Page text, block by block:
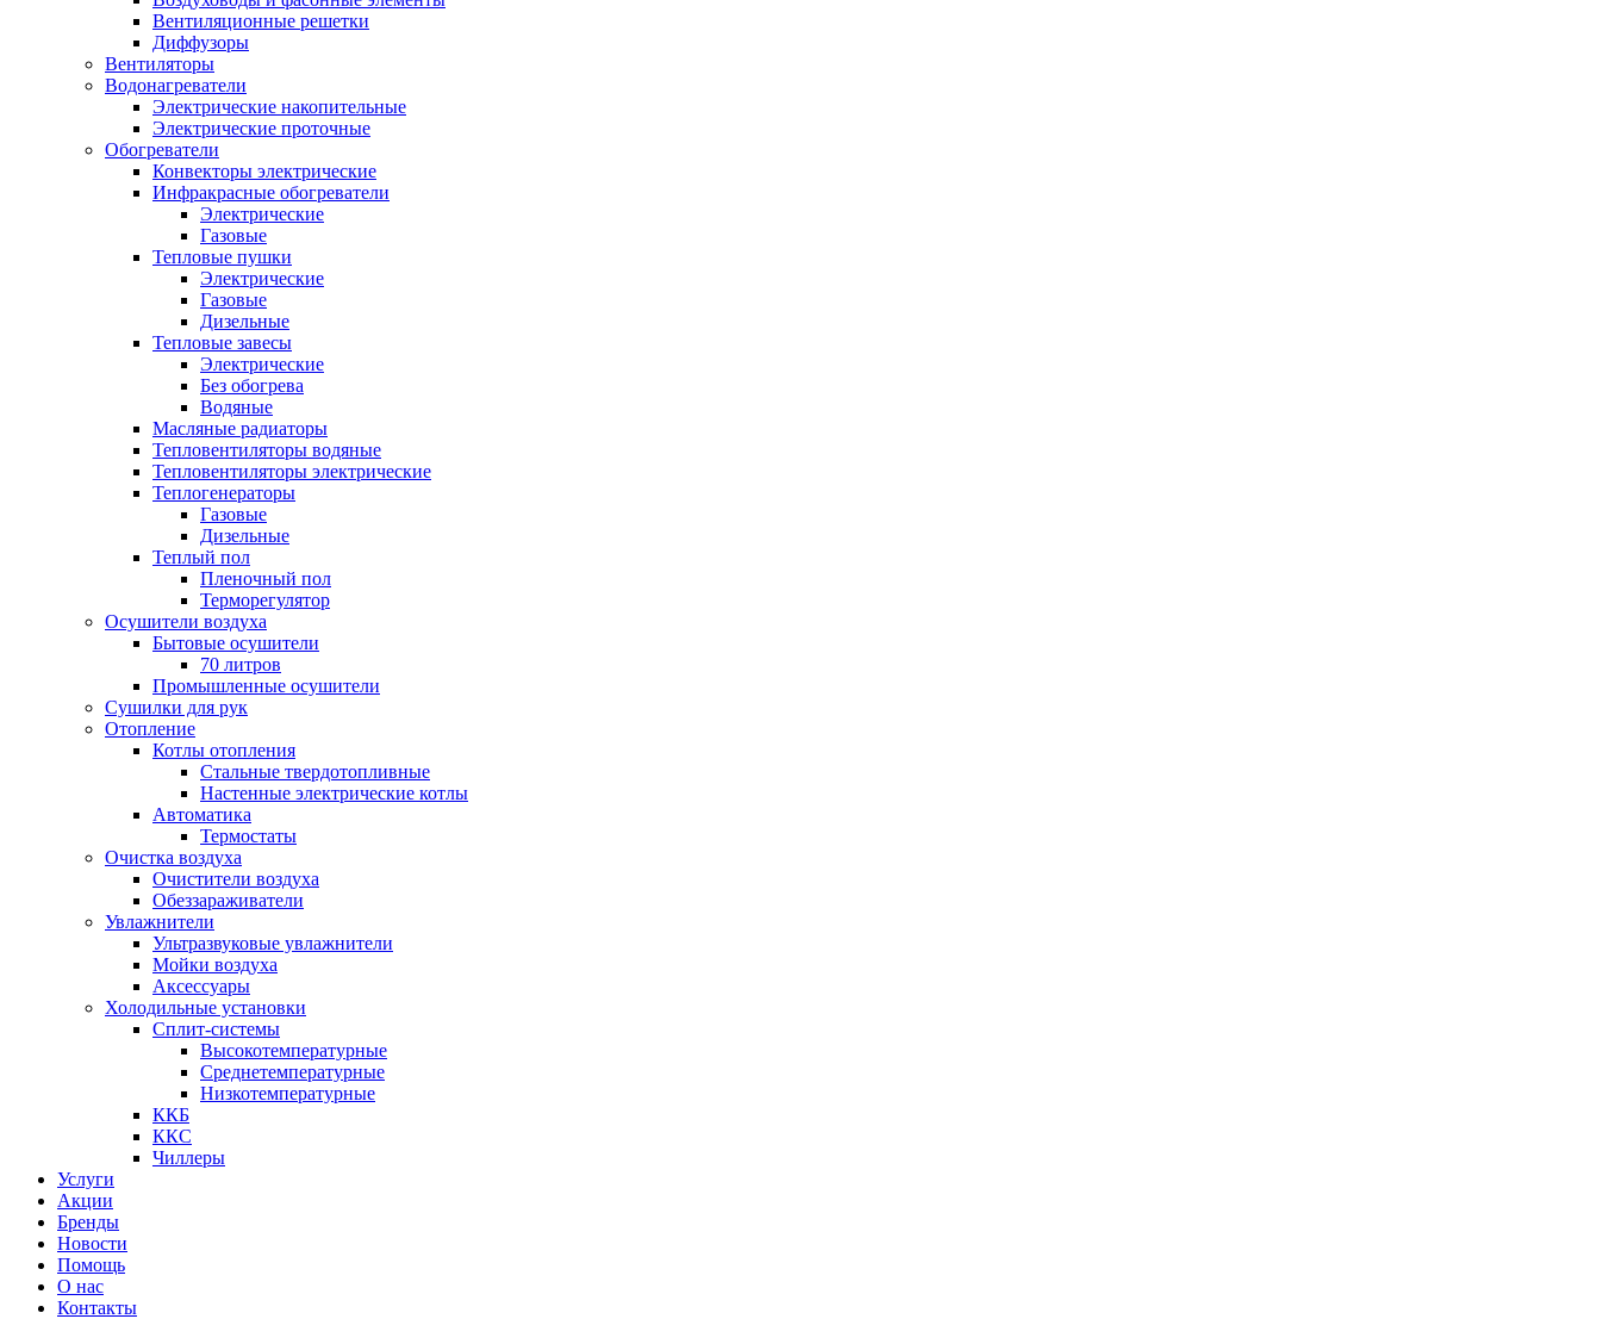
Вентиляционные решетки
Диффузоры
Вентиляторы
Водонагреватели
Электрические накопительные
Электрические проточные
Обогреватели
Конвекторы электрические
Инфракрасные обогреватели
Электрические
Газовые
Тепловые пушки
Электрические
Газовые
Дизельные
Тепловые завесы
Электрические
Без обогрева
Водяные
Масляные радиаторы
Тепловентиляторы водяные
Тепловентиляторы электрические
Теплогенераторы
Газовые
Дизельные
Теплый пол
Пленочный пол
Терморегулятор
Осушители воздуха
Бытовые осушители
70 литров
Промышленные осушители
Сушилки для рук
Отопление
Котлы отопления
Стальные твердотопливные
Настенные электрические котлы
Автоматика
Термостаты
Очистка воздуха
Очистители воздуха
Обеззараживатели
Увлажнители
Ультразвуковые увлажнители
Мойки воздуха
Аксессуары
Холодильные установки
Сплит-системы
Высокотемпературные
Среднетемпературные
Низкотемпературные
ККБ
ККС
Чиллеры
Услуги
Акции
Бренды
Новости
Помощь
О нас
Контакты